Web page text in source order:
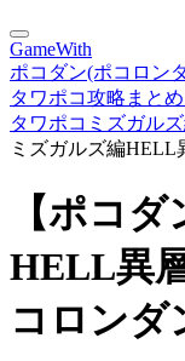
GameWith
ポコダン(ポコロン
タワポコ攻略まと
タワポコミズガル
ミズガルズ編HELL
【ポコ
HELL異
コロンダ